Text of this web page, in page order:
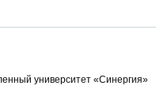
университет «Синергия»